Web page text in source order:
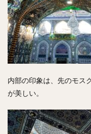
内部の印象は、先のモス
が美しい。